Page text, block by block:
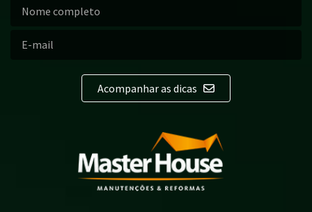
Acompanhar as dicas